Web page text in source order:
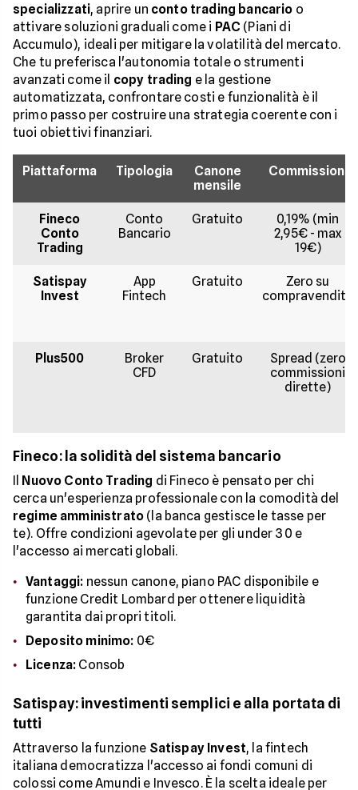
specializzati, aprire un conto trading bancario o
attivare soluzioni graduali come i PAC (Piani di
Accumulo), ideali per mitigare la volatilità del mercato.
Che tu preferisca l'autonomia totale o strumenti
avanzati come il copy trading e la gestione
automatizzata, confrontare costi e funzionalità è il
primo passo per costruire una strategia coerente con i
tuoi obiettivi finanziari.
Piattaforma Tipologia
Canone
mensile
Commissioni
Fineco
Conto
Trading
Conto
Bancario
Gratuito
0,19% (min
2,95€ - max
19€)
Satispay
Invest
App
Fintech
Gratuito
Zero su
compravendita
Plus500
Broker
CFD
Gratuito
Spread (zero
commissioni
dirette)
Fineco: la solidità del sistema bancario
Il Nuovo Conto Trading di Fineco è pensato per chi
cerca un'esperienza professionale con la comodità del
regime amministrato (la banca gestisce le tasse per
te). Offre condizioni agevolate per gli under 30 e
l'accesso ai mercati globali.
Vantaggi: nessun canone, piano PAC disponibile e
funzione Credit Lombard per ottenere liquidità
garantita dai propri titoli.
Deposito minimo: 0€
Licenza: Consob
Satispay: investimenti semplici e alla portata di
tutti
Attraverso la funzione Satispay Invest, la fintech
italiana democratizza l'accesso ai fondi comuni di
colossi come Amundi e Invesco. È la scelta ideale per